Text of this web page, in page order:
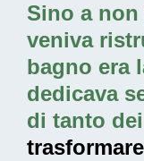
Sino a
veniva
bagno era
dedicava
di tanto